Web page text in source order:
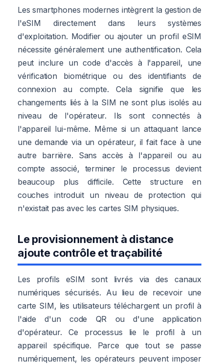
Les smartphones modernes intègrent la gestion de
l'eSIM directement dans leurs systèmes
d'exploitation. Modifier ou ajouter un profil eSIM
nécessite généralement une authentification. Cela
peut inclure un code d'accès à l'appareil, une
vérification biométrique ou des identifiants de
connexion au compte. Cela signifie que les
changements liés à la SIM ne sont plus isolés au
niveau de l'opérateur. Ils sont connectés à
l'appareil lui-même. Même si un attaquant lance
une demande via un opérateur, il fait face à une
autre barrière. Sans accès à l'appareil ou au
compte associé, terminer le processus devient
beaucoup plus difficile. Cette structure en
couches introduit un niveau de protection qui
n'existait pas avec les cartes SIM physiques.
Le provisionnement à distance
ajoute contrôle et traçabilité
Les profils eSIM sont livrés via des canaux
numériques sécurisés. Au lieu de recevoir une
carte SIM, les utilisateurs téléchargent un profil à
l'aide d'un code QR ou d'une application
d'opérateur. Ce processus lie le profil à un
appareil spécifique. Parce que tout se passe
numériquement, les opérateurs peuvent imposer